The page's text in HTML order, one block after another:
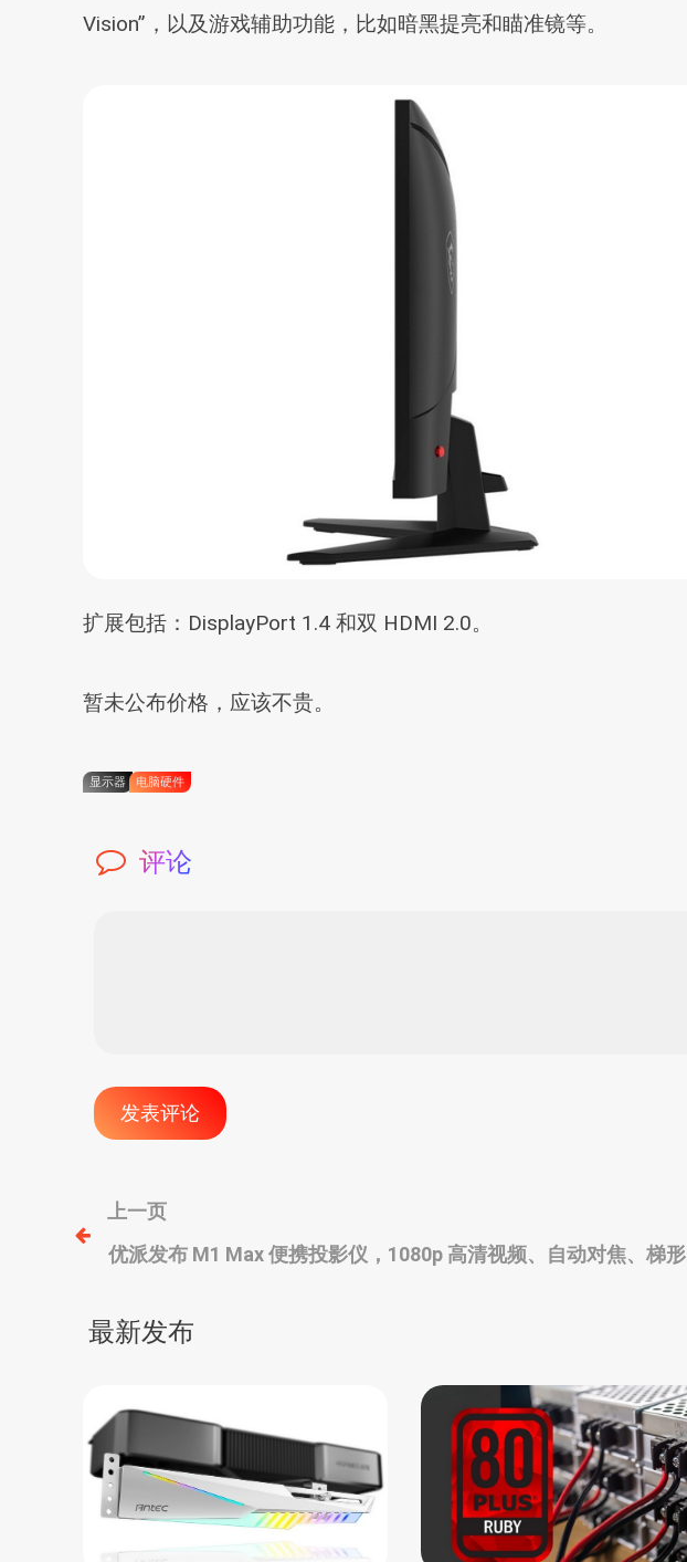
Vision”，以及游戏辅助功能，比如暗黑提亮和瞄准镜等。
扩展包括：DisplayPort 1.4 和双 HDMI 2.0。
暂未公布价格，应该不贵。
显示器 电脑硬件
评论
文
章
导
上一页
优派发布 M1 Max 便携投影仪，1080p 高清视频、自动对焦、梯形
最新发布